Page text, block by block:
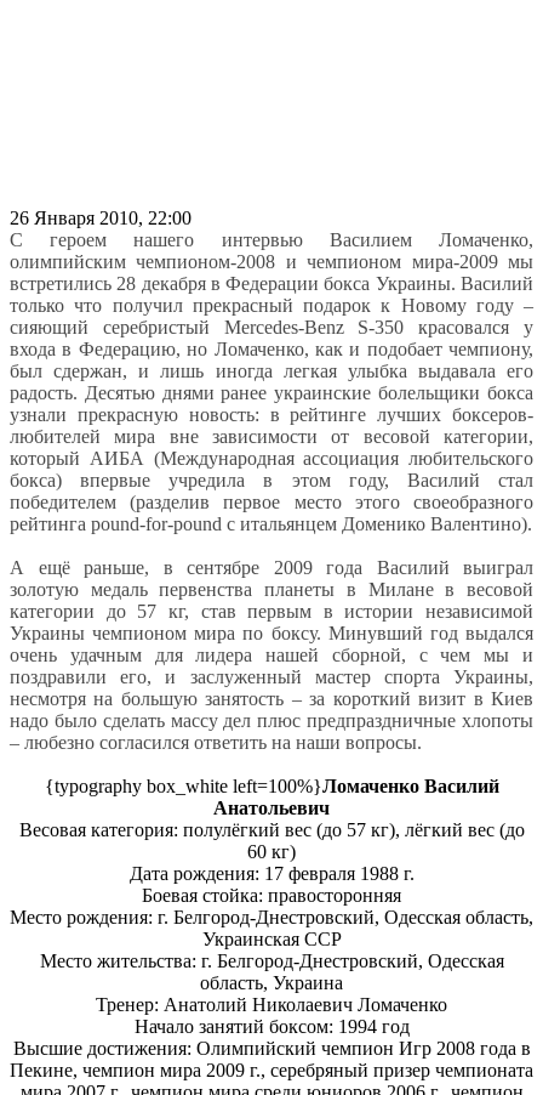
26 Января 2010, 22:00
С героем нашего интервью Василием Ломаченко,
олимпийским чемпионом-2008 и чемпионом мира-2009 мы
встретились 28 декабря в Федерации бокса Украины. Василий
только что получил прекрасный подарок к Новому году –
сияющий серебристый Mercedes-Benz S-350 красовался у
входа в Федерацию, но Ломаченко, как и подобает чемпиону,
был сдержан, и лишь иногда легкая улыбка выдавала его
радость. Десятью днями ранее украинские болельщики бокса
узнали прекрасную новость: в рейтинге лучших боксеров-
любителей мира вне зависимости от весовой категории,
который АИБА (Международная ассоциация любительского
бокса) впервые учредила в этом году, Василий стал
победителем (разделив первое место этого своеобразного
рейтинга pound-for-pound с итальянцем Доменико Валентино).
А ещё раньше, в сентябре 2009 года Василий выиграл
золотую медаль первенства планеты в Милане в весовой
категории до 57 кг, став первым в истории независимой
Украины чемпионом мира по боксу. Минувший год выдался
очень удачным для лидера нашей сборной, с чем мы и
поздравили его, и заслуженный мастер спорта Украины,
несмотря на большую занятость – за короткий визит в Киев
надо было сделать массу дел плюс предпраздничные хлопоты
– любезно согласился ответить на наши вопросы.
{typography box_white left=100%}Ломаченко Василий
Анатольевич
Весовая категория: полулёгкий вес (до 57 кг), лёгкий вес (до
60 кг)
Дата рождения: 17 февраля 1988 г.
Боевая стойка: правосторонняя
Место рождения: г. Белгород-Днестровский, Одесская область,
Украинская ССР
Место жительства: г. Белгород-Днестровский, Одесская
область, Украина
Тренер: Анатолий Николаевич Ломаченко
Начало занятий боксом: 1994 год
Высшие достижения: Олимпийский чемпион Игр 2008 года в
Пекине, чемпион мира 2009 г., серебряный призер чемпионата